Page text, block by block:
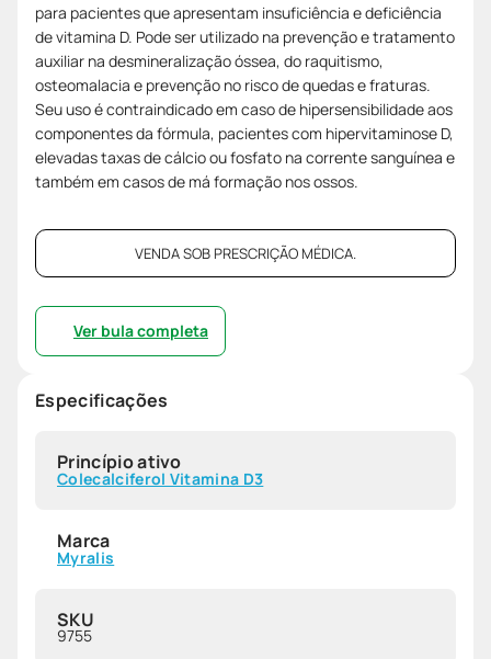
para pacientes que apresentam insuficiência e deficiência
de vitamina D. Pode ser utilizado na prevenção e tratamento
auxiliar na desmineralização óssea, do raquitismo,
osteomalacia e prevenção no risco de quedas e fraturas.
Seu uso é contraindicado em caso de hipersensibilidade aos
componentes da fórmula, pacientes com hipervitaminose D,
elevadas taxas de cálcio ou fosfato na corrente sanguínea e
também em casos de má formação nos ossos.
VENDA SOB PRESCRIÇÃO MÉDICA.
Ver bula completa
Especificações
Princípio ativo
Colecalciferol Vitamina D3
Marca
Myralis
SKU
9755